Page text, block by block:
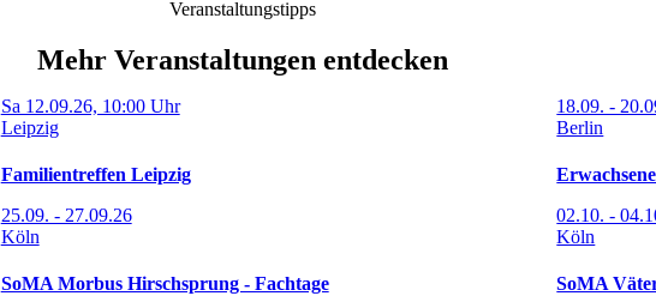
Veranstaltungstipps
Mehr Veranstaltungen entdecken
Sa 12.09.26, 10:00 Uhr
Leipzig
Familientreffen Leipzig
25.09. - 27.09.26
Köln
SoMA Morbus Hirschsprung - Fachtage
18.09. -
Berlin
02.10. -
Köln
SoMA